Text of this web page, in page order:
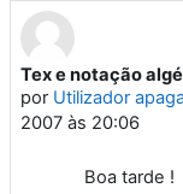
Tex e notação
por Utilizador
2007 às 20:06
Número de
Boa tarde !